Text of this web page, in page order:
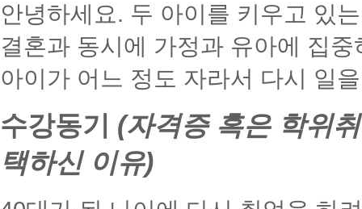
안녕하세요. 두 아이를 키우고 있
결혼과 동시에 가정과 유아에 집
아이가 어느 정도 자라서 다시 일
수강동기 (자격증 혹은 학위
택하신 이유)